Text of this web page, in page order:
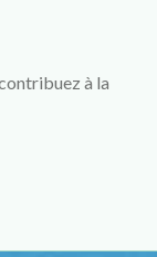
à la